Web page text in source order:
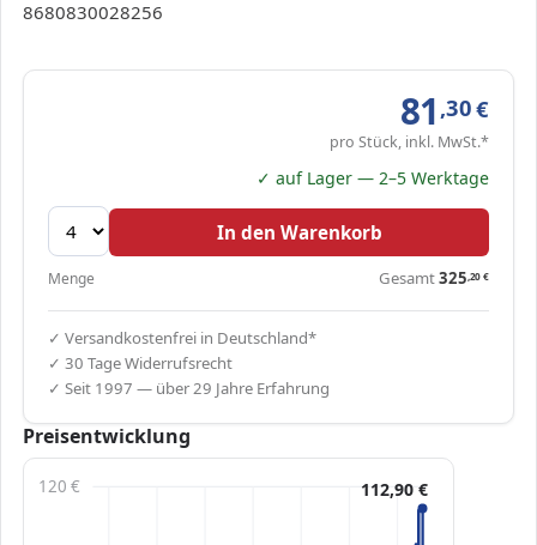
8680830028256
81,30€
pro Stück, inkl. MwSt.*
✓ auf Lager — 2–5 Werktage
In den Warenkorb
Menge Gesamt325,20€
✓ Versandkostenfrei in Deutschland*
✓ 30 Tage Widerrufsrecht
✓ Seit 1997 — über 29 Jahre Erfahrung
Preisentwicklung
120 € 112,90 €